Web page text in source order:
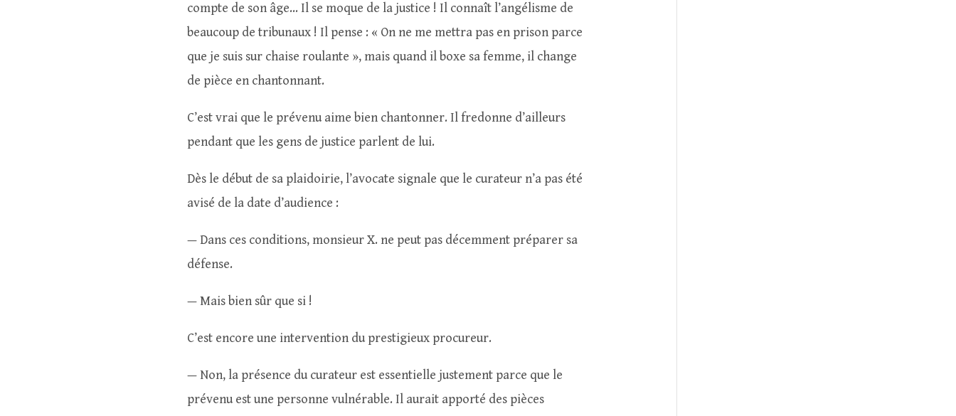
compte de son âge… Il se moque de la justice ! Il connaît l’angélisme de
beaucoup de tribunaux ! Il pense : « On ne me mettra pas en prison parce
que je suis sur chaise roulante », mais quand il boxe sa femme, il change
de pièce en chantonnant.
C’est vrai que le prévenu aime bien chantonner. Il fredonne d’ailleurs
pendant que les gens de justice parlent de lui.
Dès le début de sa plaidoirie, l’avocate signale que le curateur n’a pas été
avisé de la date d’audience :
— Dans ces conditions, monsieur X. ne peut pas décemment préparer sa
défense.
— Mais bien sûr que si !
C’est encore une intervention du prestigieux procureur.
— Non, la présence du curateur est essentielle justement parce que le
prévenu est une personne vulnérable. Il aurait apporté des pièces